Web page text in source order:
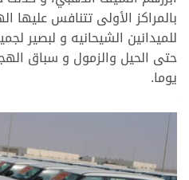
للميدانين الشيحانيه و لبصير
يوما.